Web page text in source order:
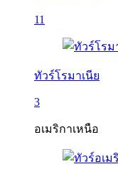
11
ทัวร์โรมาเนีย
3
อเมริกาเหนือ